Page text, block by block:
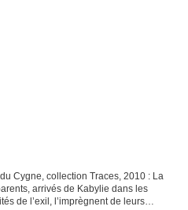
Cygne, collection Traces, 2010 : La
arrivés de Kabylie dans les
de l’exil, l’imprègnent de leurs